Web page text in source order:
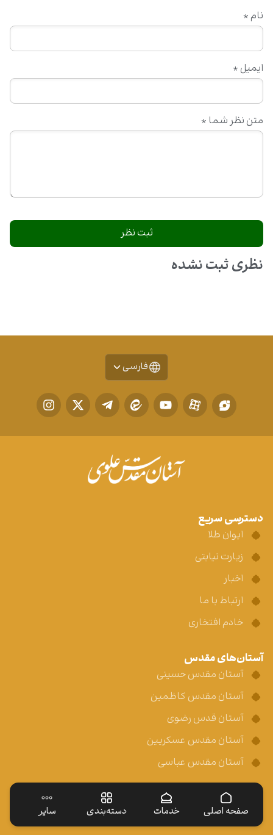
صفحه اصلی خدمات دسته‌بندی سایر
متن نظر شما *
نام *
ایمیل *
نظری ثبت نشده
فارسی
دسترسی سریع
ایوان طلا
زیارت نیابتی
اخبار
ارتباط با ما
خادم افتخاری
آستان‌های مقدس
آستان مقدس حسینی
آستان مقدس کاظمین
آستان قدس رضوی
آستان مقدس عسکریین
آستان مقدس عباسی